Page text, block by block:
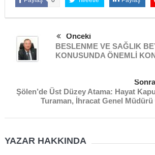
Önceki
BESLENME VE SAĞLIK
KONUSUNDA ÖNEMLİ
Şölen’de Üst Düzey Atama: Hayat
Turaman, İhracat Genel Müdürü
YAZAR HAKKINDA